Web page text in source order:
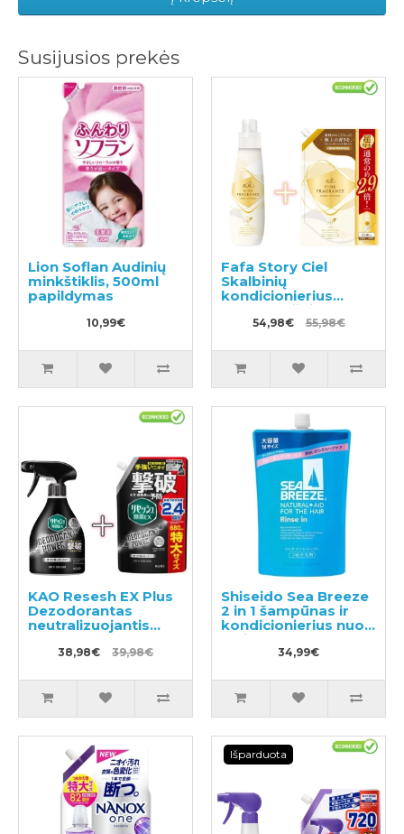
Susijusios prekės
Lion Soflan Audinių
minkštiklis, 500ml
papildymas
10,99€
Fafa Story Ciel
Skalbinių
kondicionierius
600ml + užpildas
1440ml
54,98€ 55,98€
KAO Resesh EX Plus
Dezodorantas
neutralizuojantis
sportiniams ir darbo
užpildas 680ml
38,98€ 39,98€
Shiseido Sea Breeze
2 in 1 šampūnas ir
kondicionierius nuo
pleiskanų su
mentolio, užpildas
34,99€
Išparduota